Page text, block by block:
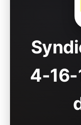
4-16-